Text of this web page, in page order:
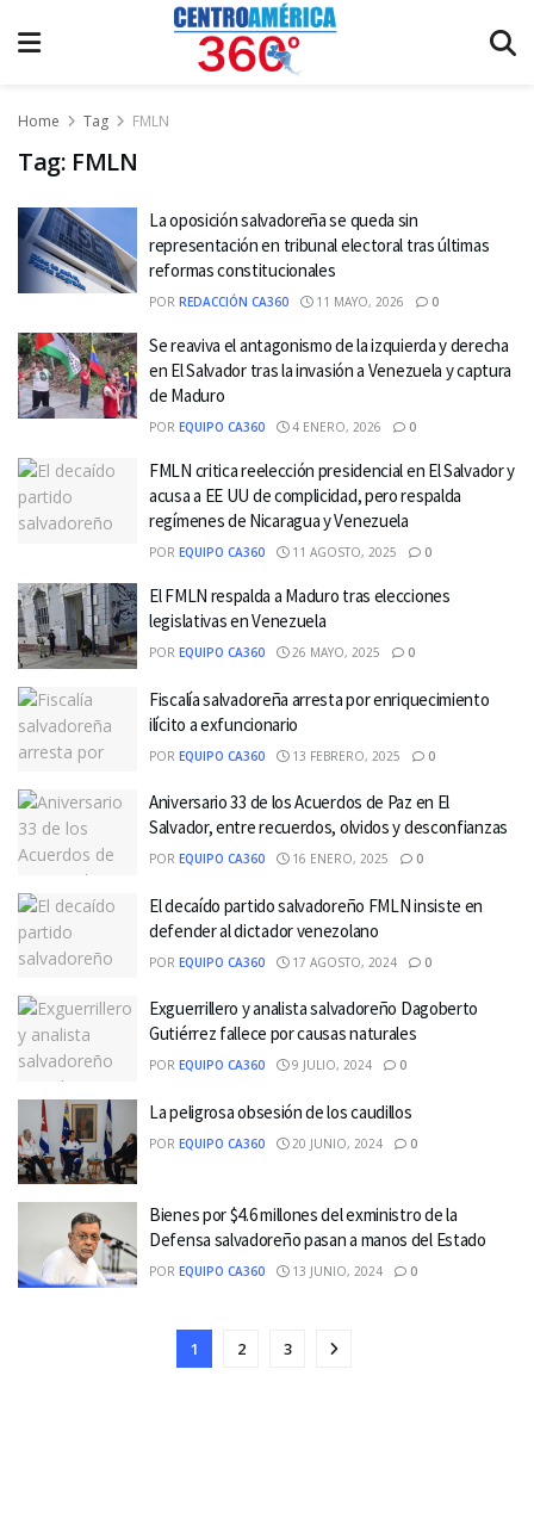
Home Tag FMLN
Tag: FMLN
La oposición salvadoreña se queda sin
representación en tribunal electoral tras últimas
reformas constitucionales
POR REDACCIÓN CA360 11 MAYO, 2026 0
Se reaviva el antagonismo de la izquierda y derecha
en El Salvador tras la invasión a Venezuela y captura
de Maduro
POR EQUIPO CA360 4 ENERO, 2026 0
FMLN critica reelección presidencial en El Salvador y
acusa a EE UU de complicidad, pero respalda
regímenes de Nicaragua y Venezuela
POR EQUIPO CA360 11 AGOSTO, 2025 0
El FMLN respalda a Maduro tras elecciones
legislativas en Venezuela
POR EQUIPO CA360 26 MAYO, 2025 0
Fiscalía salvadoreña arresta por enriquecimiento
ilícito a exfuncionario
POR EQUIPO CA360 13 FEBRERO, 2025 0
Aniversario 33 de los Acuerdos de Paz en El
Salvador, entre recuerdos, olvidos y desconfianzas
POR EQUIPO CA360 16 ENERO, 2025 0
El decaído partido salvadoreño FMLN insiste en
defender al dictador venezolano
POR EQUIPO CA360 17 AGOSTO, 2024 0
Exguerrillero y analista salvadoreño Dagoberto
Gutiérrez fallece por causas naturales
POR EQUIPO CA360 9 JULIO, 2024 0
La peligrosa obsesión de los caudillos
POR EQUIPO CA360 20 JUNIO, 2024 0
Bienes por $4.6 millones del exministro de la
Defensa salvadoreño pasan a manos del Estado
POR EQUIPO CA360 13 JUNIO, 2024 0
1 2 3